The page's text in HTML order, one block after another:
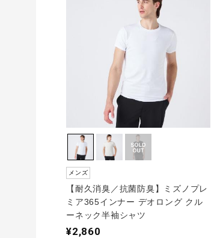
メンズ
【耐久消臭／抗菌防臭】ミズノプレ
ミア365インナー デオロング クル
ーネック半袖シャツ
¥2,860